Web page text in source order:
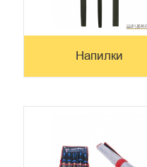
Напилки